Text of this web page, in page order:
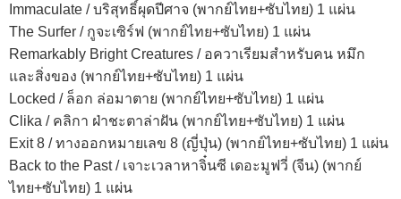
Immaculate / บริสุทธิ์ผุดปีศาจ (พากย์ไทย+ซับไทย) 1 แผ่น
The Surfer / กูจะเซิร์ฟ (พากย์ไทย+ซับไทย) 1 แผ่น
Remarkably Bright Creatures / อควาเรียมสำหรับคน หมึก
และสิ่งของ (พากย์ไทย+ซับไทย) 1 แผ่น
Locked / ล็อก ล่อมาตาย (พากย์ไทย+ซับไทย) 1 แผ่น
Clika / คลิกา ฝ่าชะตาล่าฝัน (พากย์ไทย+ซับไทย) 1 แผ่น
Exit 8 / ทางออกหมายเลข 8 (ญี่ปุ่น) (พากย์ไทย+ซับไทย) 1 แผ่น
Back to the Past / เจาะเวลาหาจิ๋นซี เดอะมูฟวี่ (จีน) (พากย์
ไทย+ซับไทย) 1 แผ่น